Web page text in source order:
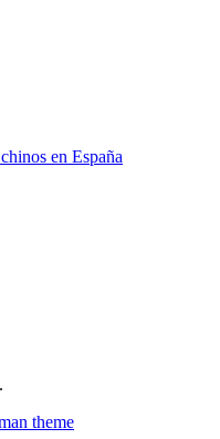
en España
theme